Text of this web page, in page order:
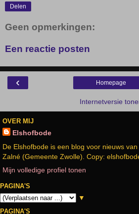
Delen
Geen opmerkingen:
Een reactie posten
‹ Homepage
Internetversie
OVER MIJ
Elshofbode
De Elshofbode is een blog voor nieuws
Zalné (Gemeente Zwolle). Copy:
Mijn volledige profiel tonen
PAGINA'S
▼
PAGINA'S